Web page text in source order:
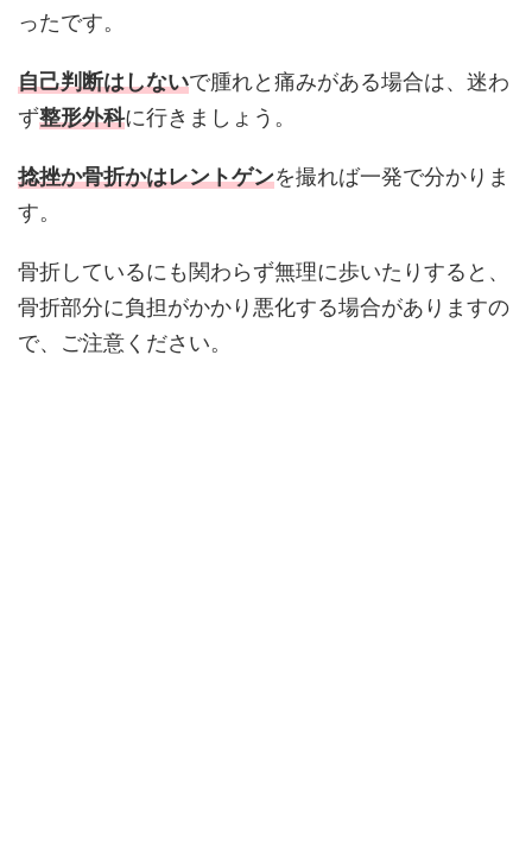
ったです。
自己判断はしないで腫れと痛みがある場合は、迷わ
ず整形外科に行きましょう。
捻挫か骨折かはレントゲンを撮れば一発で分かりま
す。
骨折しているにも関わらず無理に歩いたりすると、
骨折部分に負担がかかり悪化する場合がありますの
で、ご注意ください。